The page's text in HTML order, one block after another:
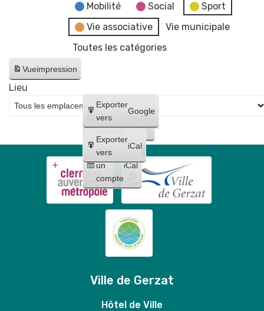
Mobilité
Social
Sport
Vie associative
Vie municipale
Toutes les catégories
Vueimpression
Créer
un
compte
Google
Créer
un
compte
iCal
Exporter
vers
Google
Exporter
vers
iCal
Lieu
Ville de Gerzat
Hôtel de Ville